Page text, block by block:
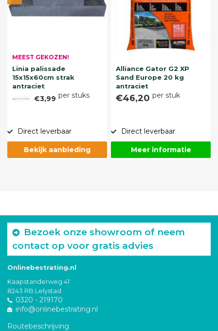
MEEST GEKOZEN!
Linia palissade
15x15x60cm strak
antraciet
€5,75 €3,99 per stuks
Direct leverbaar
Bekijk aanbieding
Alliance Gator G2 XP
Sand Europe 20 kg
antraciet
€46,20 per stuk
Direct leverbaar
Meer informatie
Bezoek onze showroom of neem
contact op voor gratis advies
Onlinebestrating.nl
Kaapstanderweg 41
8243 RB Lelystad
0320 - 219170
info@onlinebestrating.nl
Routebeschrijving